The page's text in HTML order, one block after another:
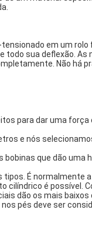
em um
todo sua deflexão.
Não há
para dar uma força
e nós
que dão uma
É normalmente
cilíndrico é possível.
dão os mais
pés deve ser